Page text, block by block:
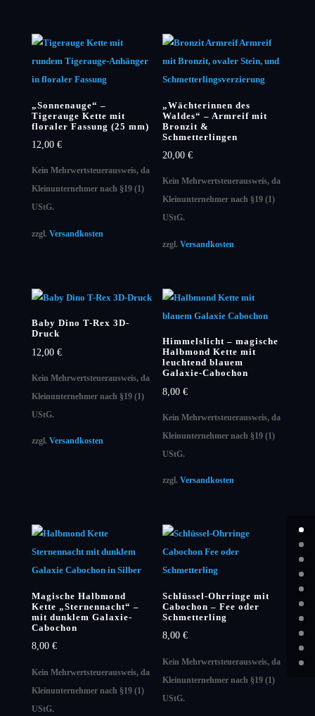
„Sonnenauge“ –
Tigerauge Kette mit
floraler Fassung (25 mm)
12,00 €
Kein Mehrwertsteuerausweis, da
Kleinunternehmer nach §19 (1)
UStG.
zzgl. Versandkosten
„Wächterinnen des
Waldes“ – Armreif mit
Bronzit &
Schmetterlingen
20,00€
Kein Mehrwertsteuerausweis, da
Kleinunternehmer nach §19 (1)
UStG.
zzgl.Versandkosten
Baby Dino T-Rex 3D-
Druck
12,00 €
Kein Mehrwertsteuerausweis, da
Kleinunternehmer nach §19 (1)
UStG.
zzgl. Versandkosten
Himmelslicht – magische
Halbmond Kette mit
leuchtend blauem
Galaxie-Cabochon
8,00€
Kein Mehrwertsteuerausweis, da
Kleinunternehmer nach §19 (1)
UStG.
zzgl. Versandkosten
Magische Halbmond
Kette „Sternennacht“ –
mit dunklem Galaxie-
Cabochon
8,00 €
Kein Mehrwertsteuerausweis, da
Kleinunternehmer nach §19 (1)
UStG.
Schlüssel-Ohrringe mit
Cabochon – Fee oder
Schmetterling
8,00€
Kein Mehrwertsteuerausweis, da
Kleinunternehmer nach §19 (1)
UStG.